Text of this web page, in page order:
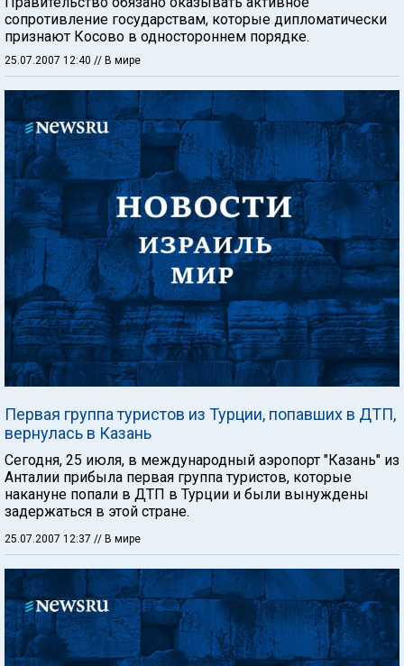
сопротивление государствам, которые дипломатически
признают Косово в одностороннем порядке.
25.07.2007 12:40 // В мире
Первая группа туристов из Турции, попавших в ДТП,
вернулась в Казань
Сегодня, 25 июля, в международный аэропорт "Казань" из
Анталии прибыла первая группа туристов, которые
накануне попали в ДТП в Турции и были вынуждены
задержаться в этой стране.
25.07.2007 12:37 // В мире